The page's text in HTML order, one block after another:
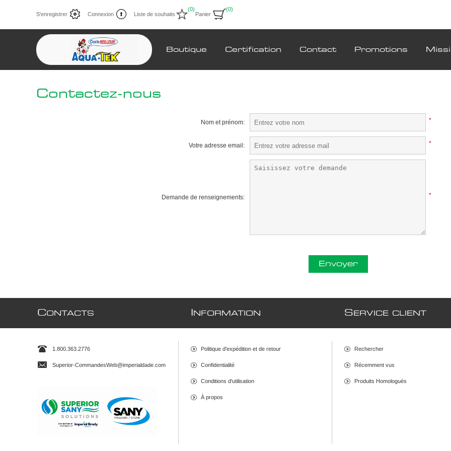
S'enregistrer Connexion Liste de souhaits
(0)
Panier
(0)
Boutique Certification Contact Promotions
Contactez-nous
Nom et prénom: *
Votre adresse email: *
Demande de renseignements: *
Envoyer
CONTACTS
1.800.363.2776
Superior-CommandesWeb@imperialdade.com
NFORMATION
Politique d'expédition et de retour
Confidentialité
Conditions d'utilisation
À propos
S ERVICE CLIENT
Rechercher
Récemment vus
Produits Homologués